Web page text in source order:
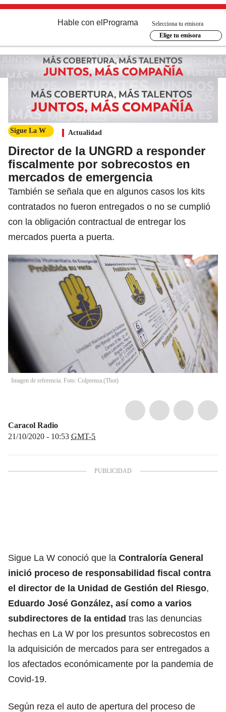
Hable con el Programa
Selecciona tu emisora
Elige tu emisora
Sigue La W Actualidad
Director de la UNGRD a responder
fiscalmente por sobrecostos en
mercados de emergencia
También se señala que en algunos casos los kits
contratados no fueron entregados o no se cumplió
con la obligación contractual de entregar los
mercados puerta a puerta.
Imagen de referencia. Foto: Colprensa.(Thot)
Caracol Radio
21/10/2020 - 10:53 GMT-5
Sigue La W conoció que la Contraloría General
inició proceso de responsabilidad fiscal contra
el director de la Unidad de Gestión del Riesgo,
Eduardo José González, así como a varios
subdirectores de la entidad tras las denuncias
hechas en La W por los presuntos sobrecostos en
la adquisición de mercados para ser entregados a
los afectados económicamente por la pandemia de
Covid-19.
Según reza el auto de apertura del proceso de